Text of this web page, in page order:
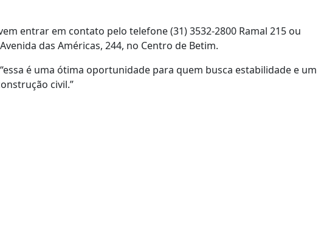
entrar em contato pelo telefone (31) 3532-2800 Ramal 215 ou
das Américas, 244, no Centro de Betim.
é uma ótima oportunidade para quem busca estabilidade e um
civil.”